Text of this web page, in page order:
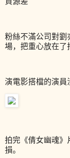
粉絲不滿公司對
場，把重心放在了
演電影搭檔的演員
拍完《倩女幽魂
損。